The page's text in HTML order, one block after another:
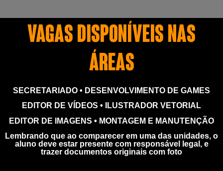
VAGAS DISPONÍVEIS NAS
ÁREAS
SECRETARIADO • DESENVOLVIMENTO DE GAMES
EDITOR DE VÍDEOS • ILUSTRADOR VETORIAL
EDITOR DE IMAGENS • MONTAGEM E MANUTENÇÃO
Lembrando que ao comparecer em uma das unidades, o
aluno deve estar presente com responsável legal, e
trazer documentos originais com foto